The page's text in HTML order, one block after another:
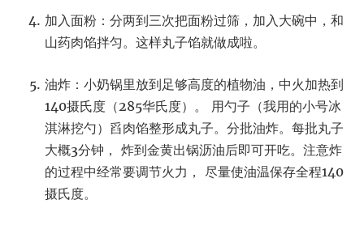
加入面粉：分两到三次把面粉过筛，加入大碗中，和
山药肉馅拌匀。这样丸子馅就做成啦。
油炸：小奶锅里放到足够高度的植物油，中火加热到
140摄氏度（285华氏度）。 用勺子（我用的小号冰
淇淋挖勺）舀肉馅整形成丸子。分批油炸。每批丸子
大概3分钟， 炸到金黄出锅沥油后即可开吃。注意炸
的过程中经常要调节火力， 尽量使油温保存全程140
摄氏度。